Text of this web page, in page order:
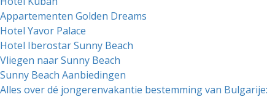
Appartementen Golden Dreams
Hotel Yavor Palace
Hotel Iberostar Sunny Beach
Vliegen naar Sunny Beach
Sunny Beach Aanbiedingen
Alles over dé jongerenvakantie bestemming van Bulgarije: